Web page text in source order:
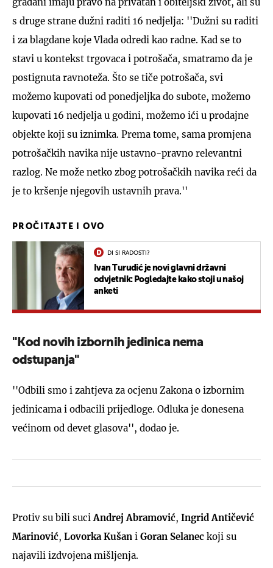
s druge strane dužni raditi 16 nedjelja: ''Dužni su raditi
i za blagdane koje Vlada odredi kao radne. Kad se to
stavi u kontekst trgovaca i potrošača, smatramo da je
postignuta ravnoteža. Što se tiče potrošača, svi
možemo kupovati od ponedjeljka do subote, možemo
kupovati 16 nedjelja u godini, možemo ići u prodajne
objekte koji su iznimka. Prema tome, sama promjena
potrošačkih navika nije ustavno-pravno relevantni
razlog. Ne može netko zbog potrošačkih navika reći da
je to kršenje njegovih ustavnih prava.''
PROČITAJTE I OVO
DI SI RADOSTI?
Ivan Turudić je novi glavni državni
odvjetnik: Pogledajte kako stoji u našoj
anketi
''Kod novih izbornih jedinica nema
odstupanja''
''Odbili smo i zahtjeva za ocjenu Zakona o izbornim
jedinicama i odbacili prijedloge. Odluka je donesena
većinom od devet glasova'', dodao je.
Protiv su bili suciAndrej Abramović, Ingrid Antičević
Marinović, Lovorka Kušan i Goran Selanec koji su
najavili izdvojena mišljenja.